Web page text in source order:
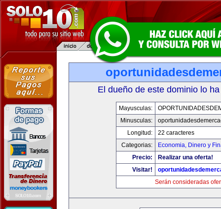
El dueño de este dominio lo
Mayusculas:
Minusculas:
Longitud:
22 caracteres
Categorias:
Economia, Dinero y
Precio:
Realizar una oferta!
Visitar!
Serán consideradas